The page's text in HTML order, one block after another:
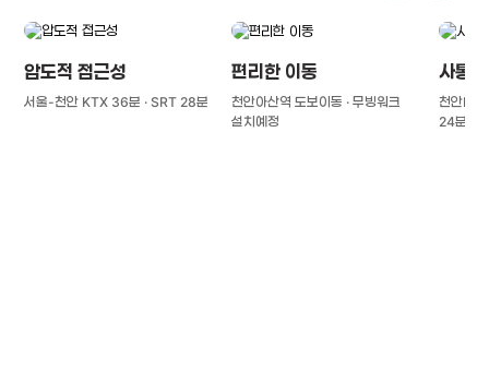
압도적 접근성
서울-천안 KTX 36분 · SRT 28분
편리한 이동
천안아산역 도보이동 · 무빙워크
설치예정
사통
천안IC(
24분